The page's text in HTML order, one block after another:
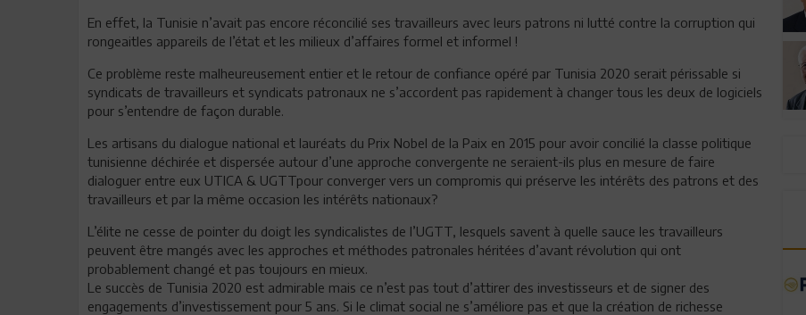
En effet, la Tunisie n’avait pas encore réconcilié ses travailleurs avec leurs patrons ni lutté contre la corruption qui
rongeaitles appareils de l’état et les milieux d’affaires formel et informel !
Ce problème reste malheureusement entier et le retour de confiance opéré par Tunisia 2020 serait périssable si
syndicats de travailleurs et syndicats patronaux ne s’accordent pas rapidement à changer tous les deux de logiciels
pour s’entendre de façon durable.
Les artisans du dialogue national et lauréats du Prix Nobel de la Paix en 2015 pour avoir concilié la classe politique
tunisienne déchirée et dispersée autour d’une approche convergente ne seraient-ils plus en mesure de faire
dialoguer entre eux UTICA & UGTTpour converger vers un compromis qui préserve les intérêts des patrons et des
travailleurs et par la même occasion les intérêts nationaux?
L’élite ne cesse de pointer du doigt les syndicalistes de l’UGTT, lesquels savent à quelle sauce les travailleurs
peuvent être mangés avec les approches et méthodes patronales héritées d’avant révolution qui ont
probablement changé et pas toujours en mieux.
Le succès de Tunisia 2020 est admirable mais ce n’est pas tout d’attirer des investisseurs et de signer des
engagements d’investissement pour 5 ans. Si le climat social ne s’améliore pas et que la création de richesse